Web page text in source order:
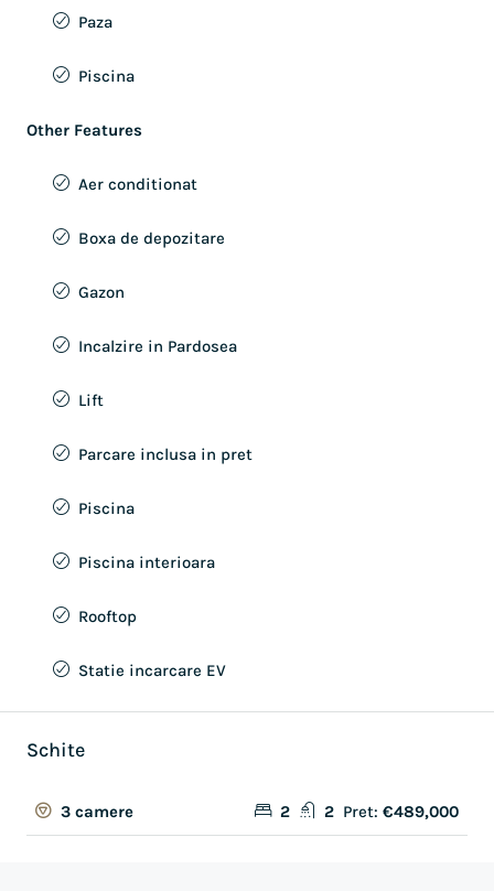
Paza
Piscina
Other Features
Aer conditionat
Boxa de depozitare
Gazon
Incalzire in Pardosea
Lift
Parcare inclusa in pret
Piscina
Piscina interioara
Rooftop
Statie incarcare EV
Schite
3 camere 2 2 Pret: €489,000